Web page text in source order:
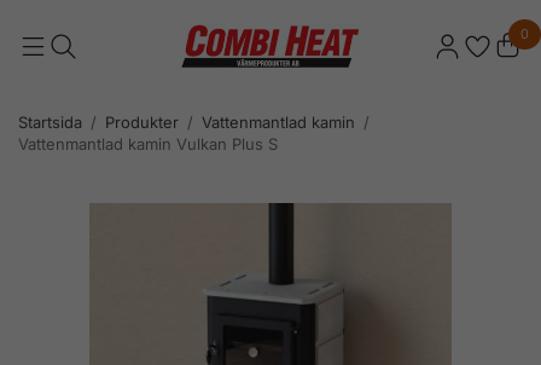
0
Startsida / Produkter / Vattenmantlad kamin /
Vattenmantlad kamin Vulkan Plus S